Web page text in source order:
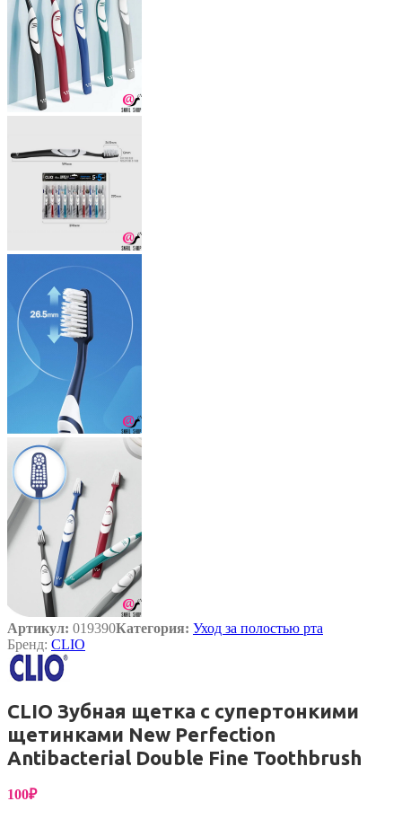
Артикул: 019390Категория: Уход за полостью рта
Бренд: CLIO
CLIO Зубная щетка с супертонкими
щетинками New Perfection
Antibacterial Double Fine Toothbrush
100₽